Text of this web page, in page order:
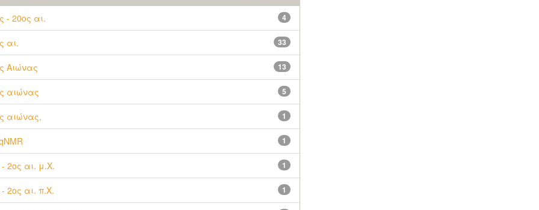
- 20ος αι. 4
αι. 33
Αιώνας 13
αιώνας 5
αιώνας, 1
1
- 2ος αι. μ.Χ. 1
- 2ος αι. π.Χ. 1